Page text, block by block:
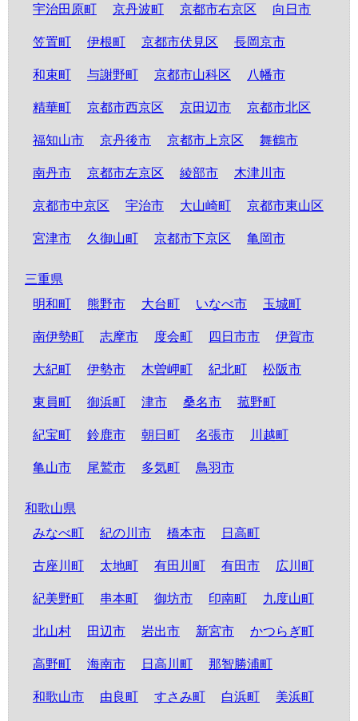
宇治田原町 京丹波町 京都市右京区 向日市
笠置町 伊根町 京都市伏見区 長岡京市
和束町 与謝野町 京都市山科区 八幡市
精華町 京都市西京区 京田辺市 京都市北区
福知山市 京丹後市 京都市上京区 舞鶴市
南丹市 京都市左京区 綾部市 木津川市
京都市中京区 宇治市 大山崎町 京都市東山区
宮津市 久御山町 京都市下京区 亀岡市
三重県
明和町
熊野市 大台町 いなべ市 玉城町
南伊勢町 志摩市 度会町 四日市市 伊賀市
大紀町 伊勢市 木曽岬町 紀北町 松阪市
東員町 御浜町 津市 桑名市 菰野町
紀宝町 鈴鹿市 朝日町 名張市 川越町
亀山市 尾鷲市 多気町 鳥羽市
和歌山県
みなべ町
紀の川市 橋本市 日高町
古座川町 太地町 有田川町 有田市 広川町
紀美野町 串本町 御坊市 印南町 九度山町
北山村 田辺市 岩出市 新宮市 かつらぎ町
高野町 海南市 日高川町 那智勝浦町
和歌山市 由良町 すさみ町 白浜町 美浜町